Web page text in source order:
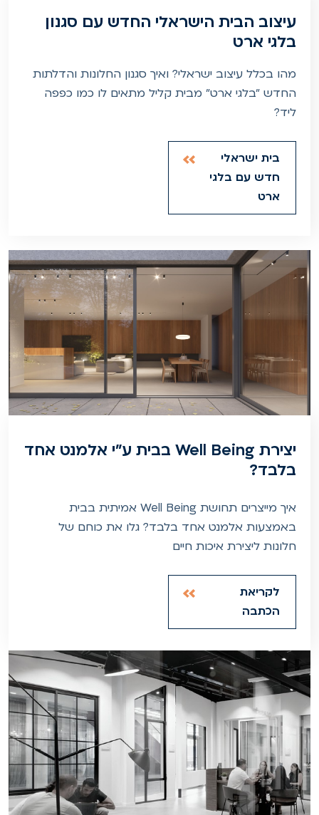
עיצוב הבית הישראלי החדש עם סגנון
בלגי ארט
מהו בכלל עיצוב ישראלי? ואיך סגנון החלונות והדלתות
החדש "בלגי ארט" מבית קליל מתאים לו כמו כפפה
ליד?
בית ישראלי
חדש עם בלגי
ארט
יצירת Well Being בבית ע"י אלמנט אחד
בלבד?
איך מייצרים תחושת Well Being אמיתית בבית
באמצעות אלמנט אחד בלבד? גלו את כוחם של
חלונות ליצירת איכות חיים
לקריאת
הכתבה